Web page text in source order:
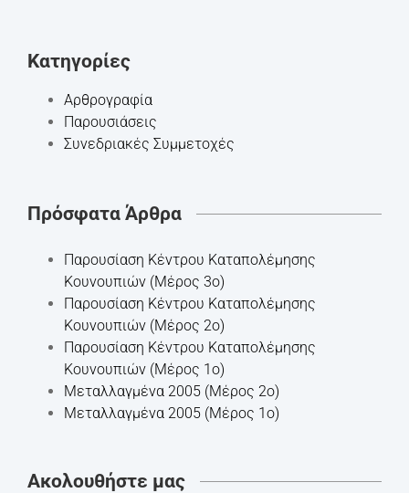
Kατηγορίες
Αρθρογραφία
Παρουσιάσεις
Συνεδριακές Συμμετοχές
Πρόσφατα Άρθρα
Παρουσίαση Κέντρου Καταπολέμησης
Κουνουπιών (Μέρος 3ο)
Παρουσίαση Κέντρου Καταπολέμησης
Κουνουπιών (Μέρος 2ο)
Παρουσίαση Κέντρου Καταπολέμησης
Κουνουπιών (Μέρος 1ο)
Mεταλλαγμένα 2005 (Μέρος 2ο)
Mεταλλαγμένα 2005 (Μέρος 1ο)
Ακολουθήστε μας